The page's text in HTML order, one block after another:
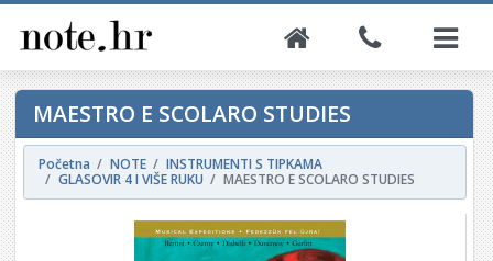
MAESTRO E SCOLARO STUDIES
Početna NOTE
INSTRUMENTI S TIPKAMA
GLASOVIR 4 I VIŠE RUKU
MAESTRO E SCOLARO STUDIES